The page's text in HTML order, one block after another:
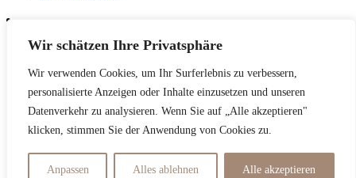
Wir schätzen Ihre Privatsphäre
Wir verwenden Cookies, um Ihr Surferlebnis zu verbessern,
personalisierte Anzeigen oder Inhalte einzusetzen und unseren
Datenverkehr zu analysieren. Wenn Sie auf „Alle akzeptieren"
klicken, stimmen Sie der Anwendung von Cookies zu.
Anpassen Alles ablehnen Alle akzeptieren
News
Netzwerk
Kontakt
Datenschutzerklärung